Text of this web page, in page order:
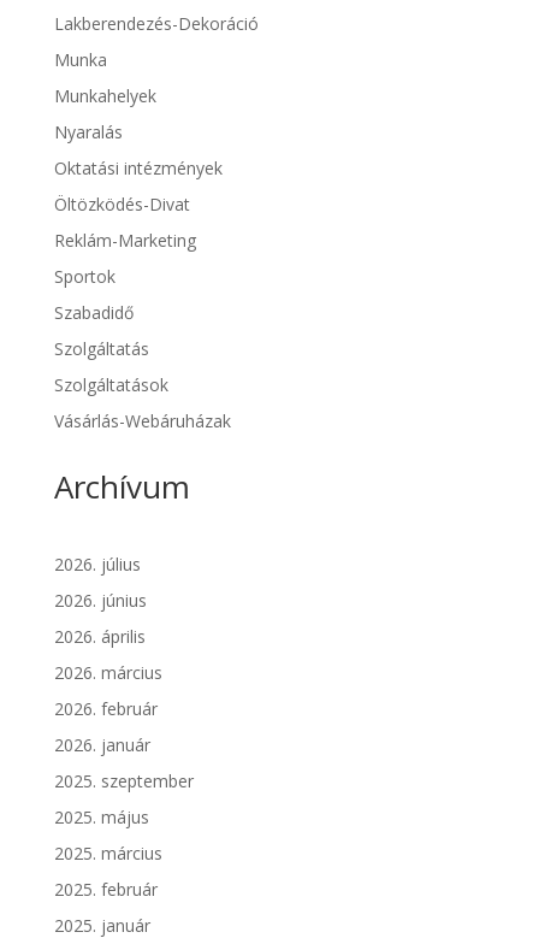
Lakberendezés-Dekoráció
Munka
Munkahelyek
Nyaralás
Oktatási intézmények
Öltözködés-Divat
Reklám-Marketing
Sportok
Szabadidő
Szolgáltatás
Szolgáltatások
Vásárlás-Webáruházak
Archívum
2026. július
2026. június
2026. április
2026. március
2026. február
2026. január
2025. szeptember
2025. május
2025. március
2025. február
2025. január